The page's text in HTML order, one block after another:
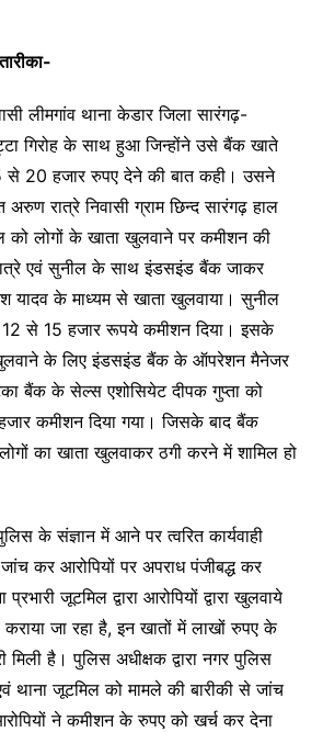
लीमगांव थाना केडार जिला सारंगढ़-
गिरोह के साथ हुआ जिन्होंने उसे बैंक खाते
20 हजार रुपए देने की बात कही। उसने
रात्रे निवासी ग्राम छिन्द सारंगढ़ हाल
को लोगों के खाता खुलवाने पर कमीशन की
एवं सुनील के साथ इंडसइंड बैंक जाकर
यादव के माध्यम से खाता खुलवाया। सुनील
से 15 हजार रूपये कमीशन दिया। इसके
खुलवाने के लिए इंडसइंड बैंक के ऑपरेशन मैनेजर
बैंक के सेल्स एशोसियेट दीपक गुप्ता को
कमीशन दिया गया। जिसके बाद बैंक
का खाता खुलवाकर ठगी करने में शामिल हो
के संज्ञान में आने पर त्वरित कार्यवाही
कर आरोपियों पर अपराध पंजीबद्ध कर
जूटमिल द्वारा आरोपियों द्वारा खुलवाये
जा रहा है, इन खातों में लाखों रुपए के
मिली है। पुलिस अधीक्षक द्वारा नगर पुलिस
थाना जूटमिल को मामले की बारीकी से जांच
ने कमीशन के रुपए को खर्च कर देना